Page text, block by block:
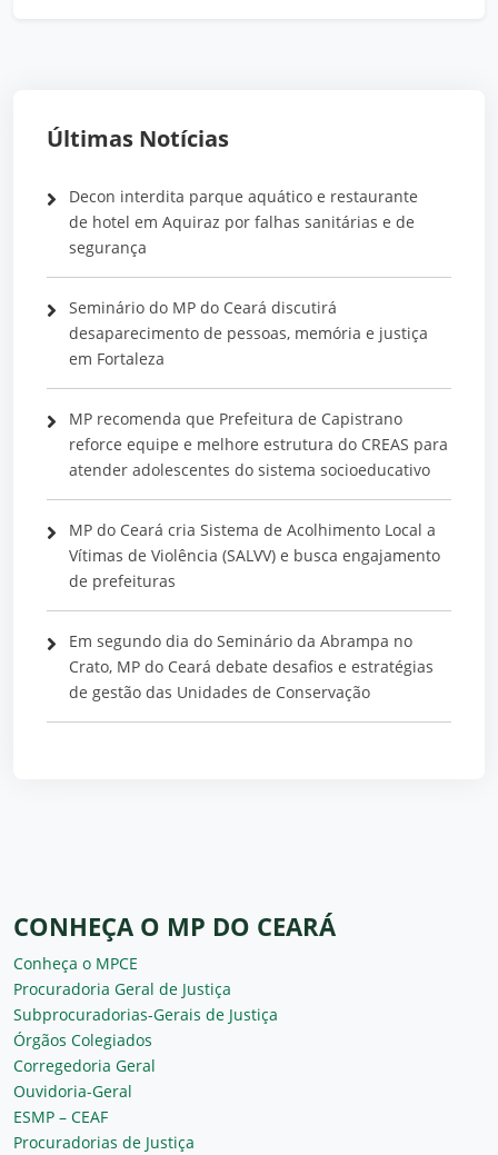
Últimas Notícias
Decon interdita parque aquático e restaurante
de hotel em Aquiraz por falhas sanitárias e de
segurança
Seminário do MP do Ceará discutirá
desaparecimento de pessoas, memória e justiça
em Fortaleza
MP recomenda que Prefeitura de Capistrano
reforce equipe e melhore estrutura do CREAS para
atender adolescentes do sistema socioeducativo
MP do Ceará cria Sistema de Acolhimento Local a
Vítimas de Violência (SALVV) e busca engajamento
de prefeituras
Em segundo dia do Seminário da Abrampa no
Crato, MP do Ceará debate desafios e estratégias
de gestão das Unidades de Conservação
CONHEÇA O MP DO CEARÁ
Conheça o MPCE
Procuradoria Geral de Justiça
Subprocuradorias-Gerais de Justiça
Órgãos Colegiados
Corregedoria Geral
Ouvidoria-Geral
ESMP – CEAF
Procuradorias de Justiça